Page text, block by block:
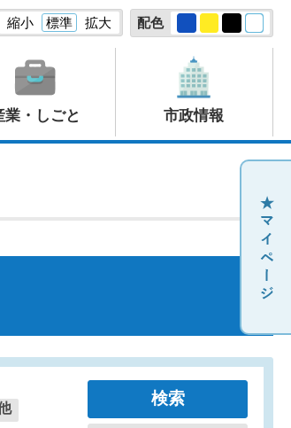
縮小 標準 拡大 配色
業・しごと 市政情報